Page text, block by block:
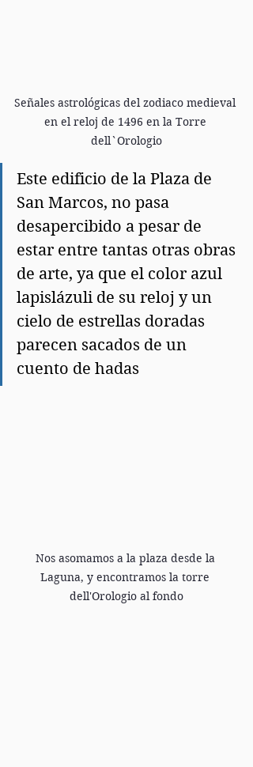
Señales astrológicas del zodiaco medieval
en el reloj de 1496 en la Torre
dell`Orologio
Este edificio de la Plaza de
San Marcos, no pasa
desapercibido a pesar de
estar entre tantas otras obras
de arte, ya que el color azul
lapislázuli de su reloj y un
cielo de estrellas doradas
parecen sacados de un
cuento de hadas
Nos asomamos a la plaza desde la
Laguna, y encontramos la torre
dell'Orologio al fondo